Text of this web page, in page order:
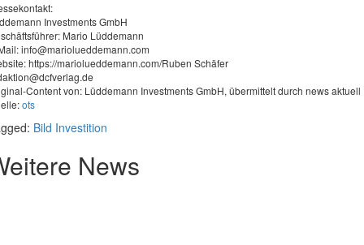
Investments GmbH
Mario Lüddemann
info@mariolueddemann.com
https://mariolueddemann.com/Ruben Schäfer
Content von: Lüddemann Investments GmbH, übermittelt durch news aktuell
ots
Bild Investition
News